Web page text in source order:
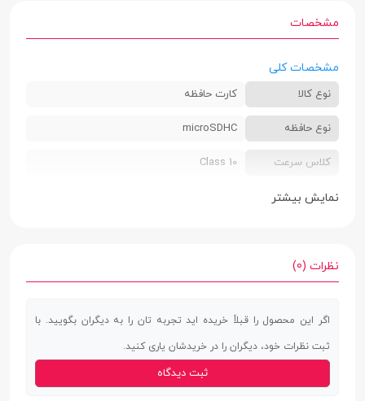
مشخصات
مشخصات کلی
نوع کالا کارت حافظه
نوع حافظه microSDHC
کلاس سرعت Class 10
کلاس سرعت
سرعت خواندن
اطلاعات
ظرفیت 16 گیگابایت
مقاومت در برابر
دارد
نمایش بیشتر
نظرات (0)
اگر این محصول را قبلاً خریده اید تجربه تان را به دیگران بگویید. با
ثبت نظرات خود، دیگران را در خریدشان یاری کنید.
ثبت دیدگاه